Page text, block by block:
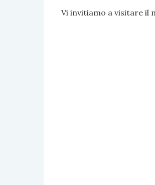
Vi invitiamo a visitare il